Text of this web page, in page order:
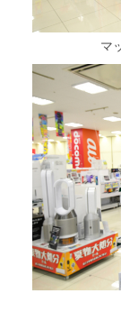
マ